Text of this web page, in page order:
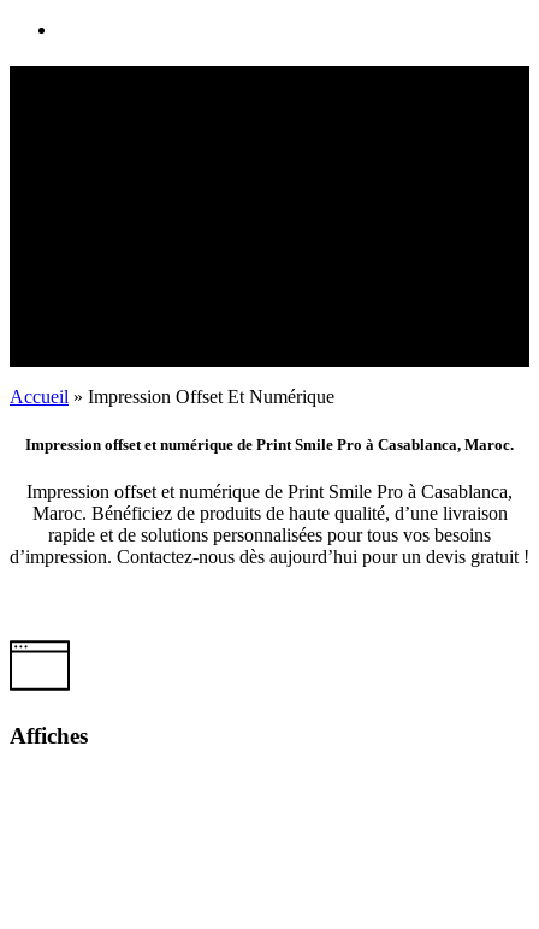
Accueil » Impression Offset Et Numérique
Impression offset et numérique de Print Smile Pro à Casablanca, Maroc.
Impression offset et numérique de Print Smile Pro à Casablanca,
Maroc. Bénéficiez de produits de haute qualité, d’une livraison
rapide et de solutions personnalisées pour tous vos besoins
d’impression. Contactez-nous dès aujourd’hui pour un devis gratuit !
Affiches